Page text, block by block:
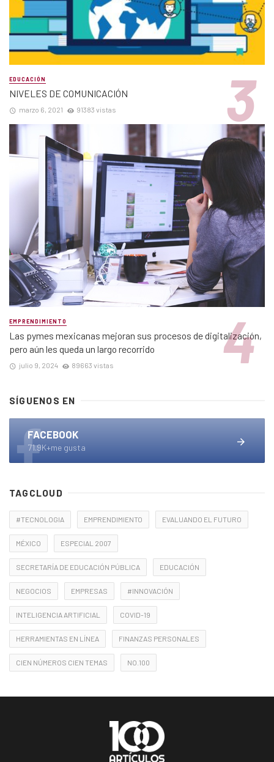
EDUCACIÓN
NIVELES DE COMUNICACIÓN
marzo 6, 2021 91383 vistas
EMPRENDIMIENTO
Las pymes mexicanas mejoran sus procesos de digitalización,
pero aún les queda un largo recorrido
julio 9, 2024 89663 vistas
SÍGUENOS EN
FACEBOOK
71.9K+me gusta
TAGCLOUD
#TECNOLOGIA EMPRENDIMIENTO EVALUANDO EL FUTURO
MÉXICO ESPECIAL 2007
SECRETARÍA DE EDUCACIÓN PÚBLICA EDUCACIÓN
NEGOCIOS EMPRESAS #INNOVACIÓN
INTELIGENCIA ARTIFICIAL COVID-19
HERRAMIENTAS EN LÍNEA FINANZAS PERSONALES
CIEN NÚMEROS CIEN TEMAS NO.100